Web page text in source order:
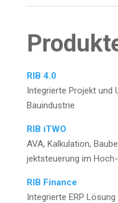
RIB 4.0
Inte­grier­te Pro­jekt und
Bauindustrie
RIB iTWO
AVA, Kal­ku­la­ti­on,
jekt­steue­rung im
RIB Finan­ce
Inte­grier­te ERP